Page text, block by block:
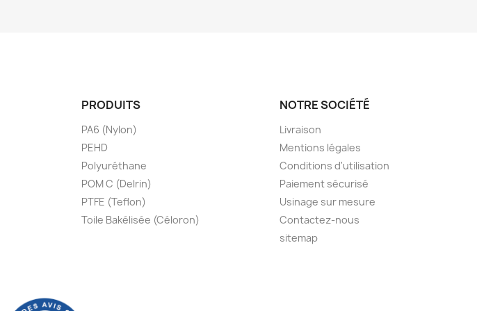
PRODUITS
PA6 (Nylon)
PEHD
Polyuréthane
POM C (Delrin)
PTFE (Teflon)
Toile Bakélisée (Céloron)
NOTRE SOCIÉTÉ
Livraison
Mentions légales
Conditions d'utilisation
Paiement sécurisé
Usinage sur mesure
Contactez-nous
sitemap